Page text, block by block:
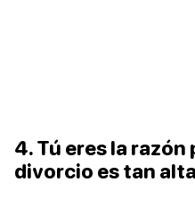
4. Tú eres la razón
divorcio es tan